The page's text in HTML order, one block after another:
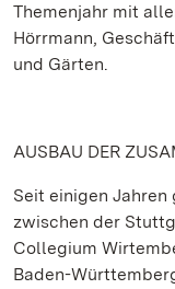
Themenjahr mit
Hörrmann,
und Gärten.
AUSBAU DER
Seit einigen
zwischen der
Collegium
Baden-